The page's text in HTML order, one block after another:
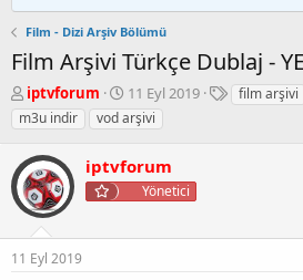
Film - Dizi Arşiv Bölümü
Film Arşivi Türkçe Dublaj -
K
o
n
b
u
y
u
a
iptvforum
B
a
ş
a
11 Eyl 2019
Efilm arşivi
m3u indir
vod arşivi
iptvforum
Yönetici
11 Eyl 2019